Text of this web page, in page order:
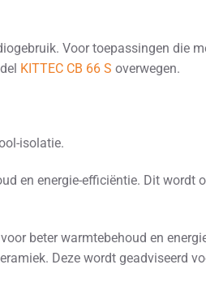
Voor toepassingen die
KITTEC CB 66 S overwegen.
isolatie.
en energie-efficiëntie. Dit wordt
beter warmtebehoud en
Deze wordt geadviseerd